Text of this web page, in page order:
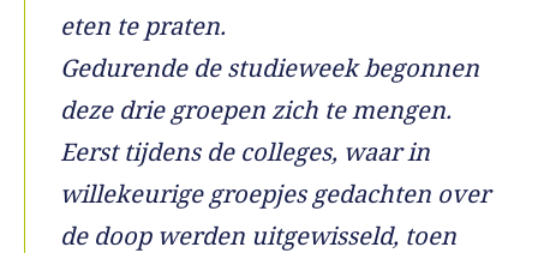
eten te praten.
Gedurende de studieweek begonnen
deze drie groepen zich te mengen.
Eerst tijdens de colleges, waar in
willekeurige groepjes gedachten over
de doop werden uitgewisseld, toen